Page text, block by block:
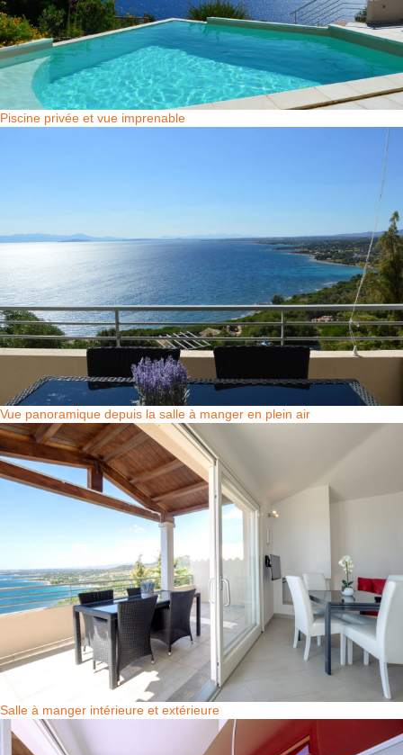
Piscine privée et vue imprenable
Vue panoramique depuis la salle à manger en plein air
Salle à manger intérieure et extérieure